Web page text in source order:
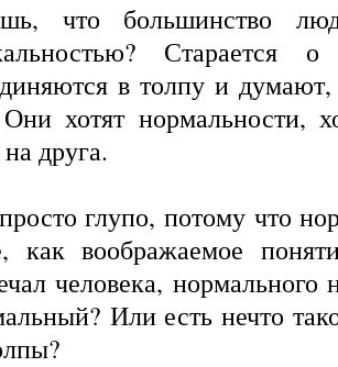
что большинство
Старается
в толпу и
хотят нормальности,
друга.
глупо, потому что
как воображаемое
человека,
Или есть нечто